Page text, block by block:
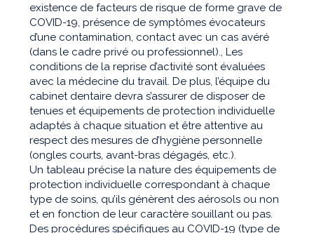
existence de facteurs de risque de forme grave de
COVID-19, présence de symptômes évocateurs
d’une contamination, contact avec un cas avéré
(dans le cadre privé ou professionnel)., Les
conditions de la reprise d’activité sont évaluées
avec la médecine du travail. De plus, l’équipe du
cabinet dentaire devra s’assurer de disposer de
tenues et équipements de protection individuelle
adaptés à chaque situation et être attentive au
respect des mesures de d’hygiène personnelle
(ongles courts, avant-bras dégagés, etc.).
Un tableau précise la nature des équipements de
protection individuelle correspondant à chaque
type de soins, qu’ils génèrent des aérosols ou non
et en fonction de leur caractère souillant ou pas.
Des procédures spécifiques au COVID-19 (type de